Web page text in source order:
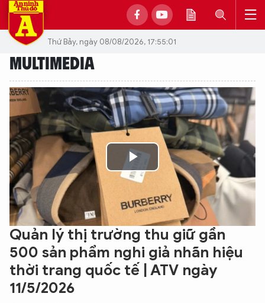
Thứ Bảy, ngày 08/08/2026, 17:55:01
MULTIMEDIA
Play
Video
Quản lý thị trường thu giữ gần
500 sản phẩm nghi giả nhãn hiệu
thời trang quốc tế | ATV ngày
11/5/2026